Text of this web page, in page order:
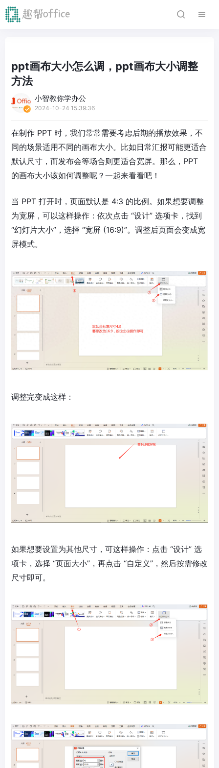
ppt画布大小怎么调，ppt画布大小调整
方法
小智教你学办公
2024-10-24 15:39:36
在制作 PPT 时，我们常常需要考虑后期的播放效果，不
同的场景适用不同的画布大小。比如日常汇报可能更适合
默认尺寸，而发布会等场合则更适合宽屏。那么，PPT
的画布大小该如何调整呢？一起来看看吧！
当 PPT 打开时，页面默认是 4:3 的比例。如果想要调整
为宽屏，可以这样操作：依次点击 “设计” 选项卡，找到
“幻灯片大小”，选择 “宽屏 (16:9)”。调整后页面会变成宽
屏模式。
调整完变成这样：
如果想要设置为其他尺寸，可这样操作：点击 “设计” 选
项卡，选择 “页面大小”，再点击 “自定义”，然后按需修改
尺寸即可。